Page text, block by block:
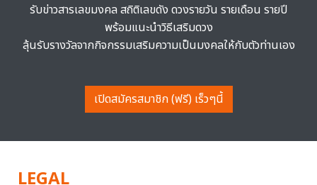
รับข่าวสารเลขมงคล สถิติเลขดัง ดวงรายวัน รายเดือน รายปี
พร้อมแนะนำวิธีเสริมดวง
ลุ้นรับรางวัลจากกิจกรรมเสริมความเป็นมงคลให้กับตัวท่านเอง
เปิดสมัครสมาชิก (ฟรี) เร็วๆนี้
LEGAL